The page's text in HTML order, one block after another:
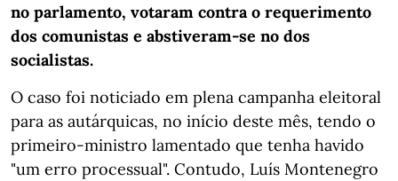
no parlamento, votaram contra o requerimento
dos comunistas e abstiveram-se no dos
socialistas.
O caso foi noticiado em plena campanha eleitoral
para as autárquicas, no início deste mês, tendo o
primeiro-ministro lamentado que tenha havido
"um erro processual". Contudo, Luís Montenegro